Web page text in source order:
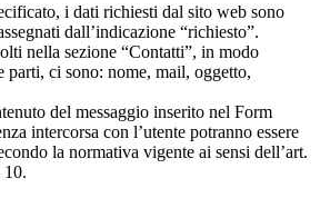
i dati richiesti dal sito web sono
dall’indicazione “richiesto”.
nella sezione “Contatti”, in modo
parti, ci sono: nome, mail, oggetto,
del messaggio inserito nel Form
intercorsa con l’utente potranno essere
la normativa vigente ai sensi dell’art.
10.